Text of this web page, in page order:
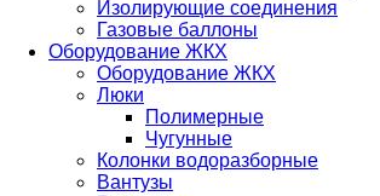
Изолирующие соединения
Газовые баллоны
Оборудование ЖКХ
Оборудование ЖКХ
Люки
Полимерные
Чугунные
Колонки водоразборные
Вантузы